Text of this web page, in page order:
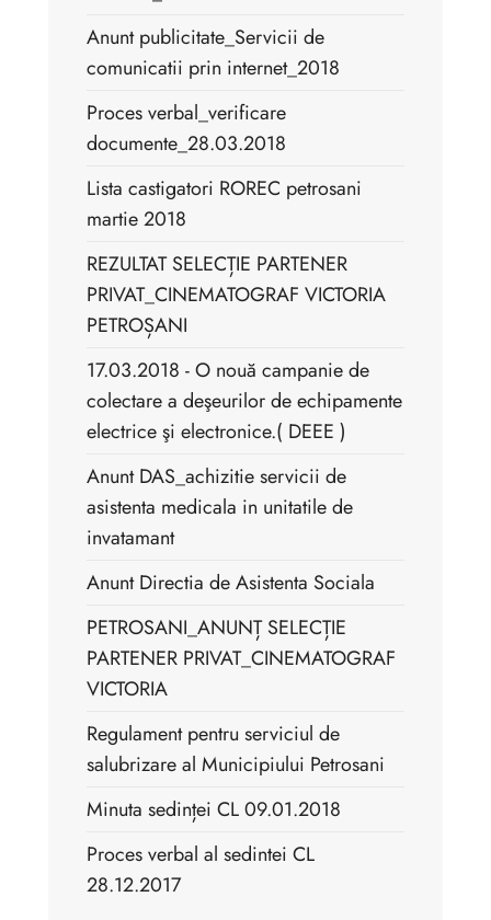
Anunt publicitate_Servicii de
comunicatii prin internet_2018
Proces verbal_verificare
documente_28.03.2018
Lista castigatori ROREC petrosani
martie 2018
REZULTAT SELECȚIE PARTENER
PRIVAT_CINEMATOGRAF VICTORIA
PETROȘANI
17.03.2018 - O nouă campanie de
colectare a deşeurilor de echipamente
electrice şi electronice.( DEEE )
Anunt DAS_achizitie servicii de
asistenta medicala in unitatile de
invatamant
Anunt Directia de Asistenta Sociala
PETROSANI_ANUNȚ SELECȚIE
PARTENER PRIVAT_CINEMATOGRAF
VICTORIA
Regulament pentru serviciul de
salubrizare al Municipiului Petrosani
Minuta sedinței CL 09.01.2018
Proces verbal al sedintei CL
28.12.2017